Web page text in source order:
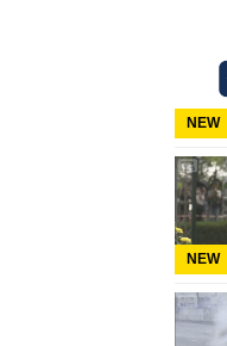
NEW
NEW